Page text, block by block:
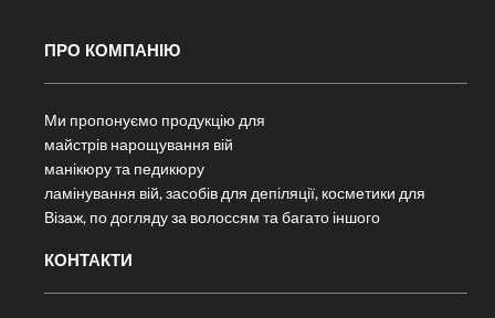
ПРО КОМПАНІЮ
Ми пропонуємо продукцію для
майстрів нарощування вій
манікюру та педикюру
ламінування вій, засобів для депіляції, косметики для
Візаж, по догляду за волоссям та багато іншого
КОНТАКТИ